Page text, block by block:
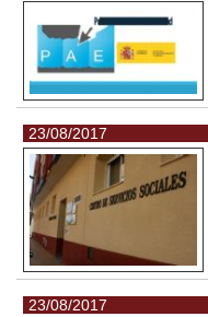
23/08/2017
23/08/2017